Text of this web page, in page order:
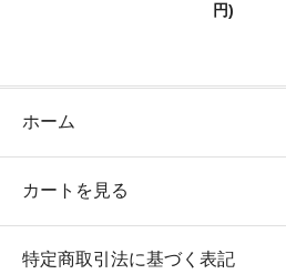
円)
ホーム
カートを見る
特定商取引法に基づく表記